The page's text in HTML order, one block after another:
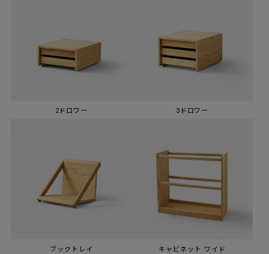
2ドロワー 3ドロワー
ブックトレイ キャビネット ワイド